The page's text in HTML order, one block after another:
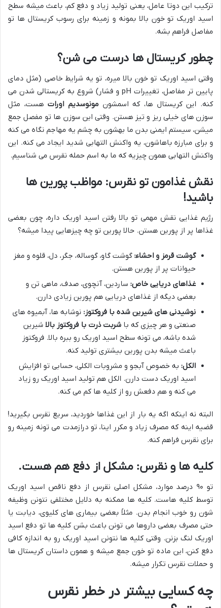
ترکیب این دوتا عامل، یعنی تولید زیاد و دفع کم، باعث میشه سطح
اسید اوریک تو خون بالا بمونه و زمینه برای رسوب کریستال ها تو
مفاصل فراهم بشه.
چطور کریستال ها درست می شن؟
وقتی اسید اوریک تو خون بالا میره، تو یه شرایط خاصی (مثل دمای
پایین تر مفاصل، تغییرات pH و فشار) شروع به کریستالی شدن می
کنه. این کریستال ها، که اسمشون مونوسدیم اورات هست، مثل
سوزن های خیلی ریز و تیز هستن. وقتی این سوزن ها تو مفصل جمع
میشن، سیستم ایمنی بدن ما بهشون به چشم یه مهاجم نگاه می کنه
و برای مبارزه باهاشون، یه واکنش التهابی شدید ایجاد می کنه. این
واکنش التهابی همون چیزیه که ما به اسم حمله نقرس می شناسیم.
نقش غذامون تو نقرس: مواظب پورین ها
باشید!
رژیم غذایی نقش مهمی تو بالا رفتن اسید اوریک داره، چون بعضی
غذاها پر از پورین هستن. حالا پورین تو چه چیزهایی پیدا میشه؟
گوشت قرمز و احشاء: گوشت گاو، گوساله، جگر، دل، قلوه و مغز
حیوانات پر از پورین هستن.
غذاهای دریایی خاص: ساردین، آنچوی، صدف، ماهی تن و
بعضی دیگه از غذاهای دریایی هم پورین زیادی دارن.
نوشیدنی های شیرین شده با فروکتوز: نوشابه ها، آبمیوه های
صنعتی و هر چیزی که با شربت ذرت با فروکتوز بالا شیرین
شده باشه، می تونه سطح اسید اوریک رو ببره بالا. فروکتوز
باعث میشه بدن پورین بیشتری تولید کنه.
الکل: به خصوص آبجو و مشروبات الکلی، حسابی تو افزایش
اسید اوریک دست دارن. الکل هم تولید اسید اوریک رو زیاد
می کنه و هم دفعش رو از کلیه ها کم می کنه.
البته نه اینکه اگه یه بار از این غذاها خوردید، سریع نقرس بگیرید!
قضیه اینه که مصرف زیاد و مکرر اینا، تو درازمدت می تونه زمینه رو
برای نقرس فراهم کنه.
کلیه ها و نقرس: مشکل از دفع هم هست.
تو ۹۰ درصد موارد، مشکل اصلی نقرس از دفع ناقص اسید اوریک
توسط کلیه هاست. کلیه ها ممکنه به دلایل مختلفی نتونن وظیفه
شون رو خوب انجام بدن. مثلاً بعضی بیماری های کلیوی، دیابت یا
حتی مصرف بعضی داروها می تونن باعث بشن کلیه ها تو دفع اسید
اوریک لنگ بزنن. وقتی کلیه ها نتونن اسید اوریک رو به اندازه کافی
دفع کنن، این ماده تو خون جمع میشه و همون داستان کریستال ها
و حملات نقرس تکرار میشه.
چه کسایی بیشتر در خطر نقرس